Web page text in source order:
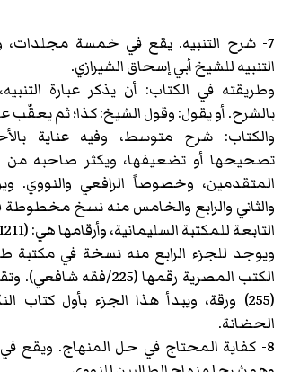
7- شرح التنبيه. يقع في خمسة
التنبيه للشيخ أبي إسحاق الشيرازي.
وطريقته في الكتاب: أن يذكر عبارة
بالشرح. أو يقول: وقول الشيخ: كذا؛ ثم يعقّب
والكتاب: شرح متوسط، وفيه عناية
تصحيحها أو تضعيفها، ويكثر صاحبه من
المتقدمين، وخصوصاً الرافعي والنووي.
والثاني والرابع والخامس منه نسخ مخطوطة
التابعة للمكتبة السليمانية، وأرقامها هي: (1210,1211، 1212، 1213).
ويوجد للجزء الرابع منه نسخة في مكتبة
الكتب المصرية رقمها (225/
(255) ورقة، ويبدأ هذا الجزء بأول كتاب
الحضانة.
8- كفاية المحتاج في حل المنهاج.